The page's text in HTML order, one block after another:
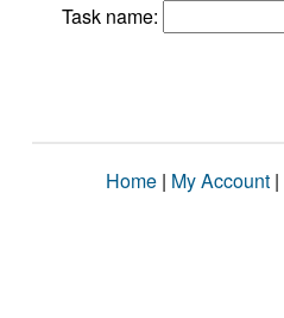
Task name:
Home | My Account |